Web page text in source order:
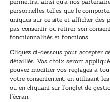
permettra, ainsi qu’à nos
personnelles telles que le
uniques sur ce site et afficher des
pas consentir ou retirer son
fonctionnalités et fonctions.
Cliquez ci-dessous pour accepter
détaillés. Vos choix seront
pouvez modifier vos réglages à
votre consentement, en utilisant
ou en cliquant sur l’onglet de
l’écran.
Inscrivez-vous à notre
dernières nouvelles.
E
m
a
i
l
*
TENEZ-MOI